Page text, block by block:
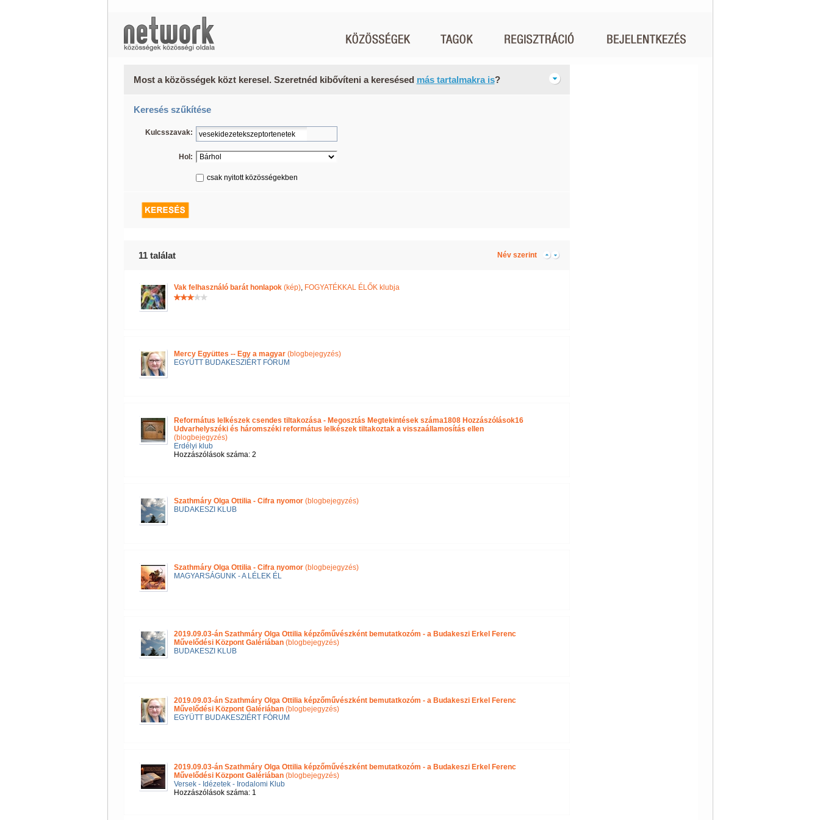
Most a közösségek közt keresel. Szeretnéd kibővíteni a keresésed más tartalmakra is?
Keresés szűkítése
Kulcsszavak:
Hol:
csak nyitott közösségekben
11 találat Név szerint
Vak felhasználó barát honlapok(kép), FOGYATÉKKAL ÉLŐK klubja
Mercy Együttes -- Egy a magyar(blogbejegyzés)
EGYÜTT BUDAKESZIÉRT FÓRUM
Református lelkészek csendes tiltakozása - Megosztás Megtekintések száma1808 Hozzászólások16
Udvarhelyszéki és háromszéki református lelkészek tiltakoztak a visszaállamosítás ellen
(blogbejegyzés)
Erdélyi klub
Hozzászólások száma: 2
Szathmáry Olga Ottilia - Cifra nyomor(blogbejegyzés)
BUDAKESZI KLUB
Szathmáry Olga Ottilia - Cifra nyomor(blogbejegyzés)
MAGYARSÁGUNK - A LÉLEK ÉL
2019.09.03-án Szathmáry Olga Ottilia képzőművészként bemutatkozóm - a Budakeszi Erkel Ferenc
Művelődési Központ Galériában (blogbejegyzés)
BUDAKESZI KLUB
2019.09.03-án Szathmáry Olga Ottilia képzőművészként bemutatkozóm - a Budakeszi Erkel Ferenc
Művelődési Központ Galériában(blogbejegyzés)
EGYÜTT BUDAKESZIÉRT FÓRUM
2019.09.03-án Szathmáry Olga Ottilia képzőművészként bemutatkozóm - a Budakeszi Erkel Ferenc
Művelődési Központ Galériában(blogbejegyzés)
Versek - Idézetek - Irodalomi Klub
Hozzászólások száma: 1